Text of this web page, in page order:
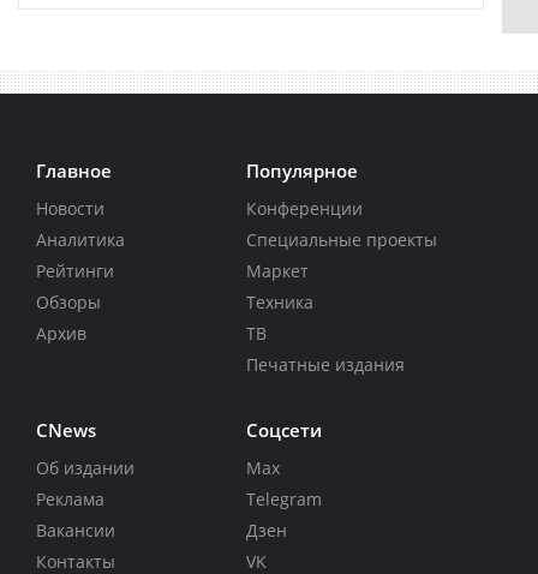
Главное
Новости
Аналитика
Рейтинги
Обзоры
Архив
Популярное
Конференции
Специальные проекты
Маркет
Техника
ТВ
Печатные издания
CNews
Об издании
Реклама
Вакансии
Контакты
Соцсети
Max
Telegram
Дзен
VK